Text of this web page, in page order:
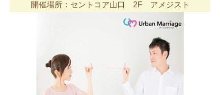
開催場所：セントコア山口 2F アメジスト